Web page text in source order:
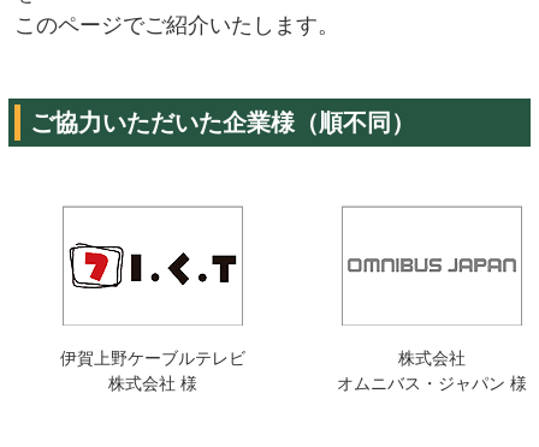
このページでご紹介いたします。
ご協力いただいた企業様（順不同）
伊賀上野ケーブルテレビ
株式会社 様
株式会社
オムニバス・ジャパン 様